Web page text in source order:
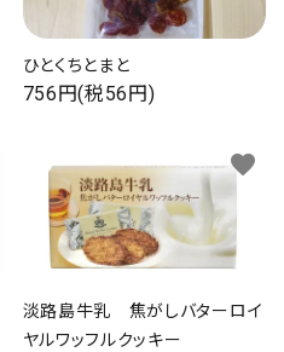
ひとくちとまと
756円(税56円)
淡路島牛乳 焦がしバターロイ
ヤルワッフルクッキー
favorite